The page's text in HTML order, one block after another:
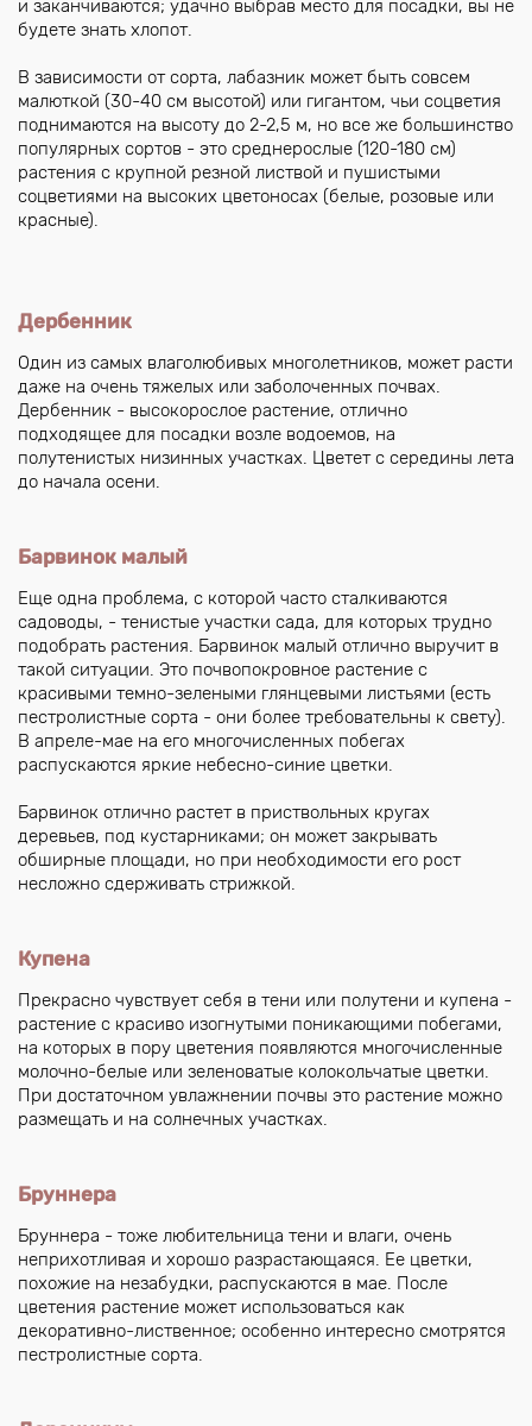
и заканчиваются; удачно выбрав место для посадки, вы не
будете знать хлопот.
В зависимости от сорта, лабазник может быть совсем
малюткой (30-40 см высотой) или гигантом, чьи соцветия
поднимаются на высоту до 2-2,5 м, но все же большинство
популярных сортов - это среднерослые (120-180 см)
растения с крупной резной листвой и пушистыми
соцветиями на высоких цветоносах (белые, розовые или
красные).
Дербенник
Один из самых влаголюбивых многолетников, может расти
даже на очень тяжелых или заболоченных почвах.
Дербенник - высокорослое растение, отлично
подходящее для посадки возле водоемов, на
полутенистых низинных участках. Цветет с середины лета
до начала осени.
Барвинок малый
Еще одна проблема, с которой часто сталкиваются
садоводы, - тенистые участки сада, для которых трудно
подобрать растения. Барвинок малый отлично выручит в
такой ситуации. Это почвопокровное растение с
красивыми темно-зелеными глянцевыми листьями (есть
пестролистные сорта - они более требовательны к свету).
В апреле-мае на его многочисленных побегах
распускаются яркие небесно-синие цветки.
Барвинок отлично растет в приствольных кругах
деревьев, под кустарниками; он может закрывать
обширные площади, но при необходимости его рост
несложно сдерживать стрижкой.
Купена
Прекрасно чувствует себя в тени или полутени и купена -
растение с красиво изогнутыми поникающими побегами,
на которых в пору цветения появляются многочисленные
молочно-белые или зеленоватые колокольчатые цветки.
При достаточном увлажнении почвы это растение можно
размещать и на солнечных участках.
Бруннера
Бруннера - тоже любительница тени и влаги, очень
неприхотливая и хорошо разрастающаяся. Ее цветки,
похожие на незабудки, распускаются в мае. После
цветения растение может использоваться как
декоративно-лиственное; особенно интересно смотрятся
пестролистные сорта.